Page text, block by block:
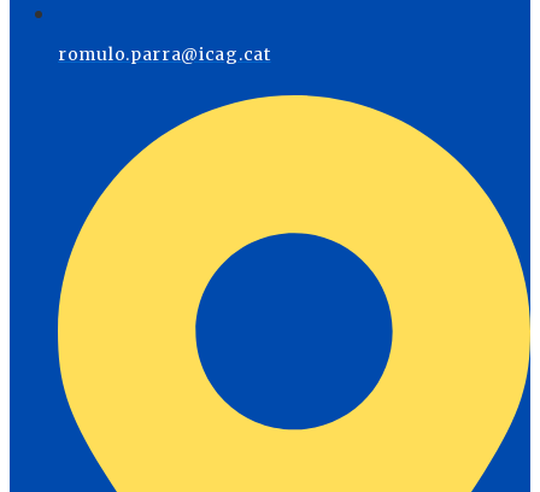
romulo.parra@icag.cat